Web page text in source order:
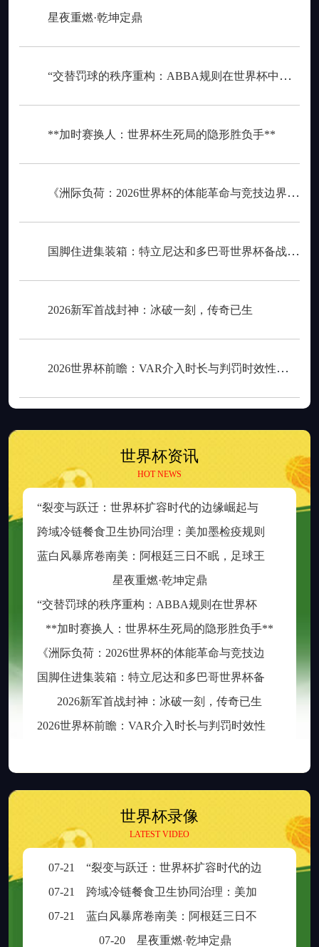
星夜重燃·乾坤定鼎
“交替罚球的秩序重构：ABBA规则在世界杯中的逻辑困境与制度再平衡”
**加时赛换人：世界杯生死局的隐形胜负手**
《洲际负荷：2026世界杯的体能革命与竞技边界重构》
国脚住进集装箱：特立尼达和多巴哥世界杯备战营地引争议
2026新军首战封神：冰破一刻，传奇已生
2026世界杯前瞻：VAR介入时长与判罚时效性的权衡之道
世界杯资讯
HOT NEWS
星夜重燃·乾坤定鼎
**加时赛换人：世界杯生死局的隐形胜负手**
2026新军首战封神：冰破一刻，传奇已生
世界杯录像
LATEST VIDEO
07-21
“裂变与跃迁：世界杯扩容时代的边缘崛起与新秩序重塑”
07-21
跨域冷链餐食卫生协同治理：美加墨检疫规则分歧与制度融合策略
07-21
蓝白风暴席卷南美：阿根廷三日不眠，足球王座再耀大陆
07-20
星夜重燃·乾坤定鼎